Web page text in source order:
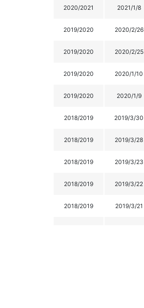
2020/2021 2021/1/8
2019/2020 2020/2/26
2019/2020 2020/2/25
2019/2020 2020/1/10
2019/2020 2020/1/9
2018/2019 2019/3/30
2018/2019 2019/3/28
2018/2019 2019/3/23
2018/2019 2019/3/22
2018/2019 2019/3/21